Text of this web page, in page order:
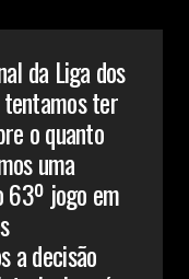
da Liga dos
tentamos ter
o quanto
uma
63º jogo em
a decisão